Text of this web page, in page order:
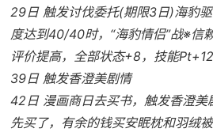
29日 触发讨伐委托(期限3日)海豹
度达到40/40时，“海豹情侣”战※信
评价提高，全部状态+8，技能
39日 触发香澄美剧情
42日 漫画商日去买书，触发香澄美
先买了，有余的钱买安眠枕和羽绒